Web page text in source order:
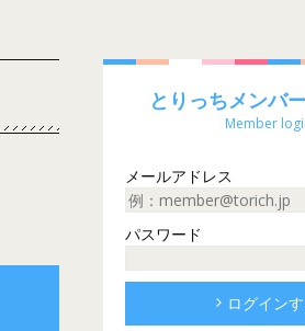
とりっちメンバ
Member
メールアドレス
パスワード
ログイン